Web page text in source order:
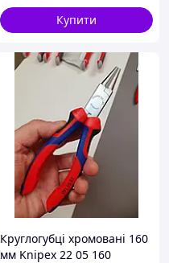
Купити
Круглогубці хромовані 160
мм Knipex 22 05 160